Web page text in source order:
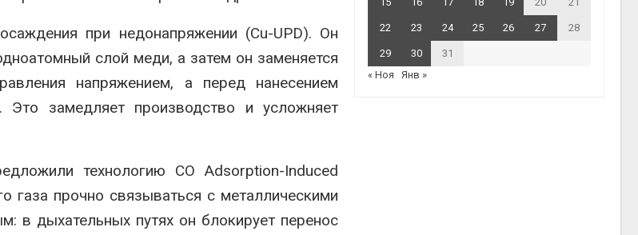
при недонапряжении (Cu-UPD). Он
слой меди, а затем он заменяется
напряжением, а перед нанесением
Это замедляет производство и усложняет
технологию CO Adsorption-Induced
газа прочно связываться с металлическими
в дыхательных путях он блокирует перенос
22 23 24 25 26 27 28
29 30
31
« Ноя
Янв »